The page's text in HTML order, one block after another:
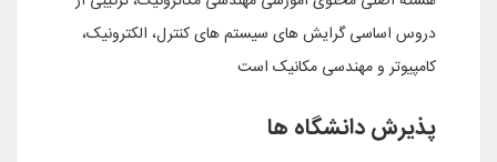
دروس اساسى گرایش هاى سیستم هاى کنترل، الکترونیک،
کامپیوتر و مهندسى مکانیک است
پذیرش دانشگاه ها